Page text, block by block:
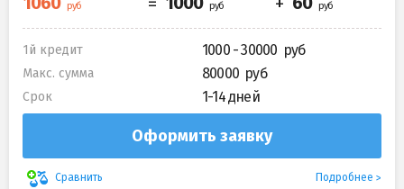
1й кредит 1000 - 30000
Макс. сумма 80000
Срок 1-14 дней
Оформить заявку
Сравнить Подробнее